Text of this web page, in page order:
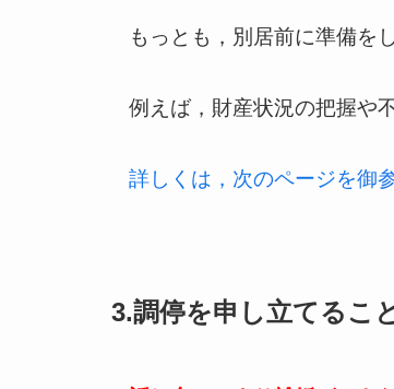
もっとも，別居前に準備を
例えば，財産状況の把握や
詳しくは，次のページを御
3.調停を申し立てるこ